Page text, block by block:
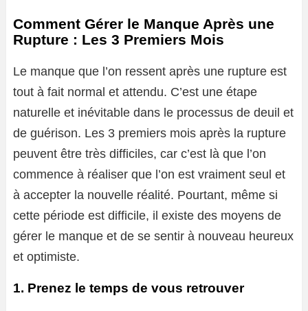
Comment Gérer le Manque Après une
Rupture : Les 3 Premiers Mois
Le manque que l’on ressent après une rupture est
tout à fait normal et attendu. C’est une étape
naturelle et inévitable dans le processus de deuil et
de guérison. Les 3 premiers mois après la rupture
peuvent être très difficiles, car c’est là que l’on
commence à réaliser que l’on est vraiment seul et
à accepter la nouvelle réalité. Pourtant, même si
cette période est difficile, il existe des moyens de
gérer le manque et de se sentir à nouveau heureux
et optimiste.
1. Prenez le temps de vous retrouver